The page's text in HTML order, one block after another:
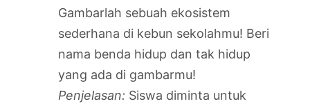
Gambarlah sebuah ekosistem
sederhana di kebun sekolahmu! Beri
nama benda hidup dan tak hidup
yang ada di gambarmu!
Penjelasan: Siswa diminta untuk